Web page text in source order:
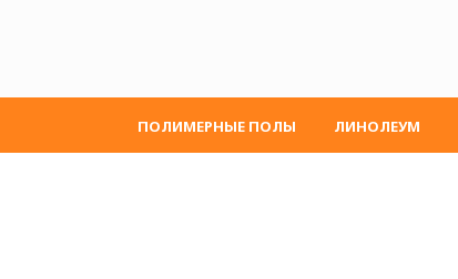
ПОЛИМЕРНЫЕ ПОЛЫ ЛИНОЛЕУМ